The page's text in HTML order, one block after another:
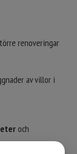
renoveringar
av villor i
och